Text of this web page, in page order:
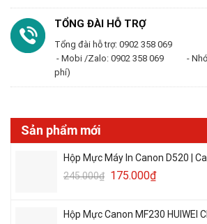
TỔNG ĐÀI HỖ TRỢ
Tổng đài hỗ trợ: 0902 358 069
- Mobi /Zalo: 0902 358 069 - Nhớ
phí)
Sản phẩm mới
Hộp Mực Máy In Canon D520 |
245.000₫ 175.000₫
Hộp Mực Canon MF230 HUIWEI